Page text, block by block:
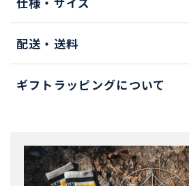
配送・送料
ギフトラッピングについて